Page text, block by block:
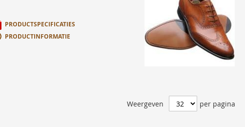
PRODUCTSPECIFICATIES
PRODUCTINFORMATIE
Weergeven per pagina